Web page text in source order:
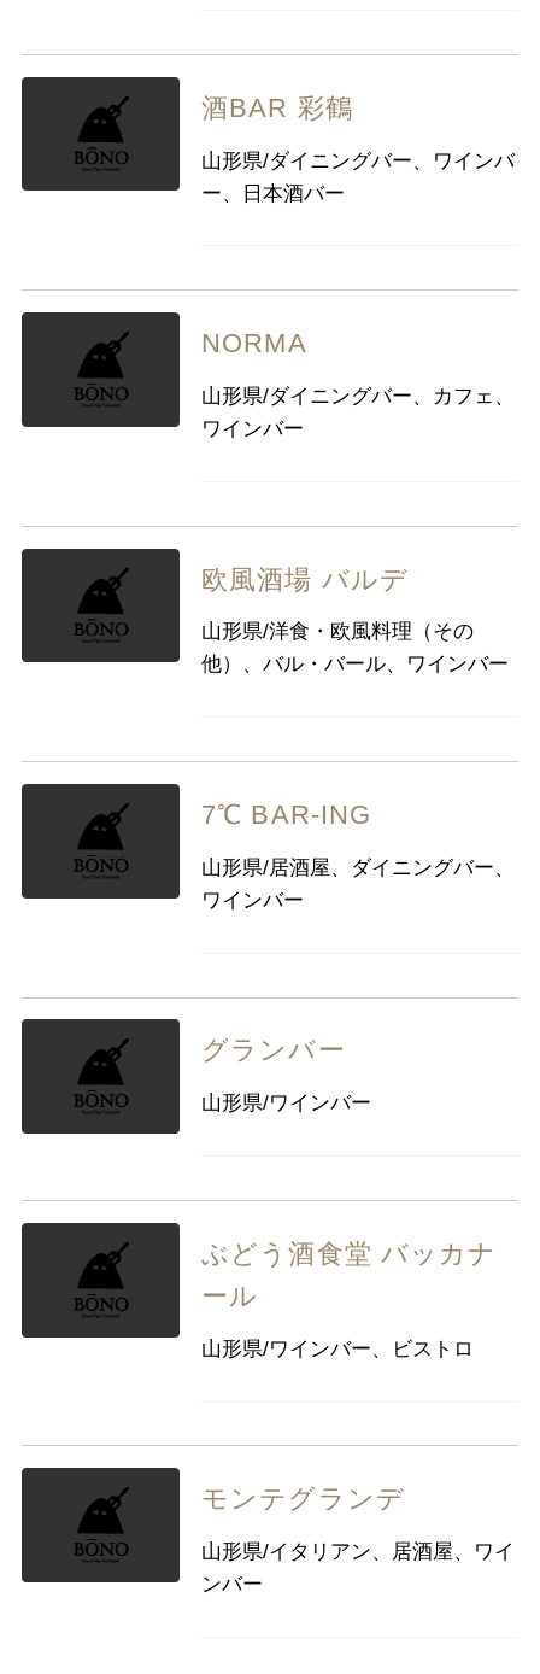
酒BAR 彩鶴
山形県/ダイニングバー、ワインバ
ー、日本酒バー
NORMA
山形県/ダイニングバー、カフェ、
ワインバー
欧風酒場 バルデ
山形県/洋食・欧風料理（その
他）、バル・バール、ワインバー
7℃ BAR-ING
山形県/居酒屋、ダイニングバー、
ワインバー
グランバー
山形県/ワインバー
ぶどう酒食堂 バッカナ
ール
山形県/ワインバー、ビストロ
モンテグランデ
山形県/イタリアン、居酒屋、ワイ
ンバー